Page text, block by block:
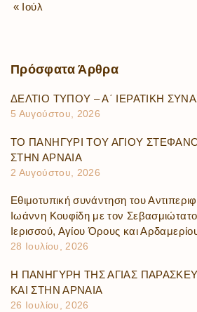
« Ιούλ
Πρόσφατα Άρθρα
ΔΕΛΤΙΟ ΤΥΠΟΥ – Α΄ ΙΕΡΑΤΙΚΗ
5 Αυγούστου, 2026
ΤΟ ΠΑΝΗΓΥΡΙ ΤΟΥ ΑΓΙΟΥ
ΣΤΗΝ ΑΡΝΑΙΑ
2 Αυγούστου, 2026
Εθιμοτυπική συνάντηση του
Ιωάννη Κουφίδη με τον
Ιερισσού, Αγίου Όρους και
28 Ιουλίου, 2026
Η ΠΑΝΗΓΥΡΗ ΤΗΣ ΑΓΙΑΣ
ΚΑΙ ΣΤΗΝ ΑΡΝΑΙΑ
26 Ιουλίου, 2026